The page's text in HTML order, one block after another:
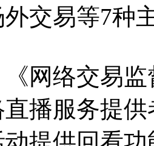
交易等7种
络交易监
播服务提